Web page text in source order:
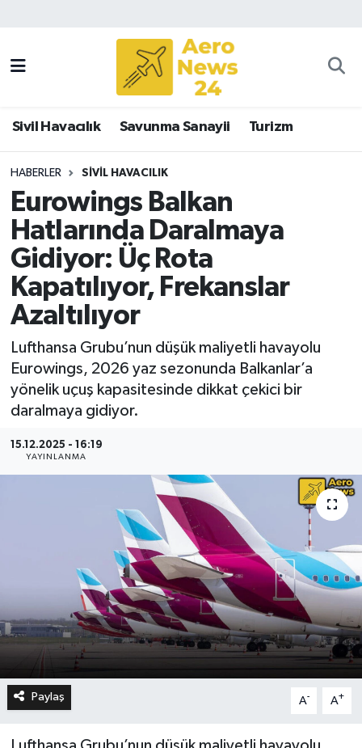
Sivil Havacılık Savunma Sanayii Turizm
HABERLER SIVIL HAVACILIK
Eurowings Balkan
Hatlarında Daralmaya
Gidiyor: Üç Rota
Kapatılıyor, Frekanslar
Azaltılıyor
Lufthansa Grubu’nun düşük maliyetli havayolu
Eurowings, 2026 yaz sezonunda Balkanlar’a
yönelik uçuş kapasitesinde dikkat çekici bir
daralmaya gidiyor.
15.12.2025 - 16:19
YAYINLANMA
Paylaş A- A+